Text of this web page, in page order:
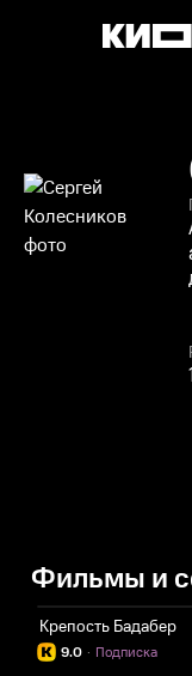
Фильмы и
Крепость Бадабер
9.0 Подписка
·